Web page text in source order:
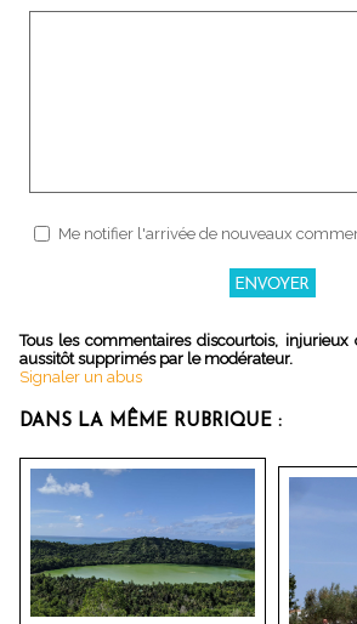
Me notifier l'arrivée de nouveaux
Tous les commentaires discourtois, injurieux
aussitôt supprimés par le modérateur.
Signaler un abus
DANS LA MÊME RUBRIQUE :